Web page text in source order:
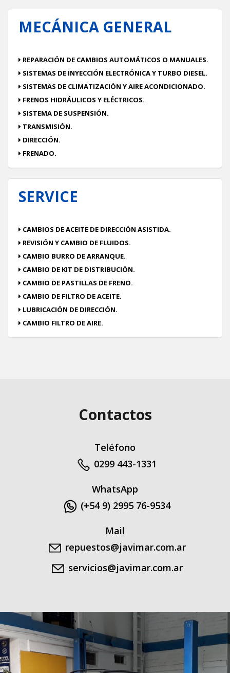
MECÁNICA GENERAL
REPARACIÓN DE CAMBIOS AUTOMÁTICOS O MANUALES.
SISTEMAS DE INYECCIÓN ELECTRÓNICA Y TURBO DIESEL.
SISTEMAS DE CLIMATIZACIÓN Y AIRE ACONDICIONADO.
FRENOS HIDRÁULICOS Y ELÉCTRICOS.
SISTEMA DE SUSPENSIÓN.
TRANSMISIÓN.
DIRECCIÓN.
FRENADO.
SERVICE
CAMBIOS DE ACEITE DE DIRECCIÓN ASISTIDA.
REVISIÓN Y CAMBIO DE FLUIDOS.
CAMBIO BURRO DE ARRANQUE.
CAMBIO DE KIT DE DISTRIBUCIÓN.
CAMBIO DE PASTILLAS DE FRENO.
CAMBIO DE FILTRO DE ACEITE.
LUBRICACIÓN DE DIRECCIÓN.
CAMBIO FILTRO DE AIRE.
Contactos
Teléfono
0299 443-1331
WhatsApp
(+54 9) 2995 76-9534
Mail
repuestos@javimar.com.ar
servicios@javimar.com.ar